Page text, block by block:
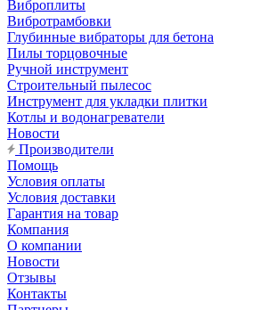
Виброплиты
Вибротрамбовки
Глубинные вибраторы для бетона
Пилы торцовочные
Ручной инструмент
Строительный пылесос
Инструмент для укладки плитки
Котлы и водонагреватели
Новости
Производители
Помощь
Условия оплаты
Условия доставки
Гарантия на товар
Компания
О компании
Новости
Отзывы
Контакты